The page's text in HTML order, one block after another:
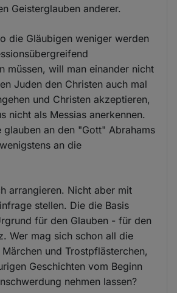
Geisterglauben anderer.
die Gläubigen weniger werden
müssen, will man einander nicht
Juden den Christen auch mal
und Christen akzeptieren,
nicht als Messias anerkennen.
glauben an den "Gott" Abrahams
an die
arrangieren. Nicht aber mit
stellen. Die die Basis
für den Glauben - für den
Wer mag sich schon all die
und Trostpflästerchen,
Geschichten vom Beginn
nehmen lassen?